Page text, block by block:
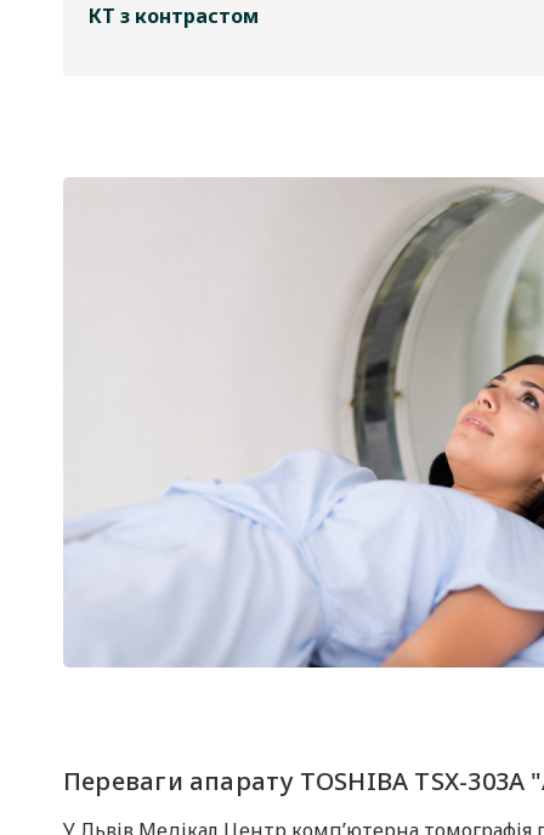
КТ з контрастом
Переваги апарату TOSHIBA TSX-